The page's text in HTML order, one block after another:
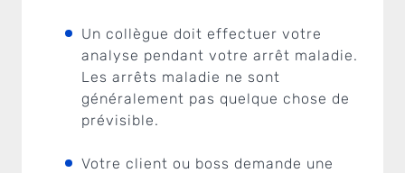
Un collègue doit effectuer votre
analyse pendant votre arrêt maladie.
Les arrêts maladie ne sont
généralement pas quelque chose de
prévisible.
Votre client ou boss demande une